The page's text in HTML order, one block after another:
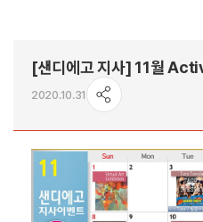
[샌디에고 지사] 11월
2020.10.31